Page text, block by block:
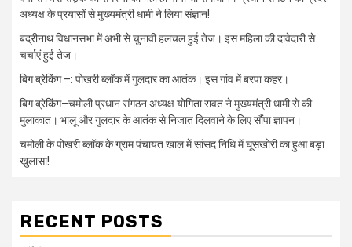
अध्यक्ष के प्रयासों से मुख्यमंत्री धामी ने लिया संज्ञान!
बद्रीनाथ विधानसभा में अभी से चुनावी हलचल हुई तेज। इस महिला की दावेदारी से
चर्चाएं हुई तेज।
बिग ब्रेकिंग –: पोखरी ब्लॉक में गुलदार का आतंक। इस गांव में बरपा कहर।
बिग ब्रेकिंग–चमोली प्रधान संगठन अध्यक्ष योगिता रावत ने मुख्यमंत्री धामी से की
मुलाकात। भालू और गुलदार के आतंक से निजात दिलवाने के लिए सौंपा ज्ञापन।
चमोली के पोखरी ब्लॉक के ग्राम पंचायत खाल में सांसद निधि में घूसखोरी का हुआ बड़ा
खुलासा!
RECENT POSTS